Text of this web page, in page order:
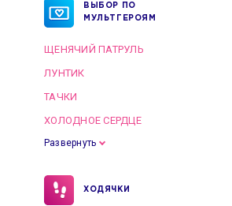
ВЫБОР ПО
МУЛЬТГЕРОЯМ
ЩЕНЯЧИЙ ПАТРУЛЬ
ЛУНТИК
ТАЧКИ
ХОЛОДНОЕ СЕРДЦЕ
Развернуть
ХОДЯЧКИ